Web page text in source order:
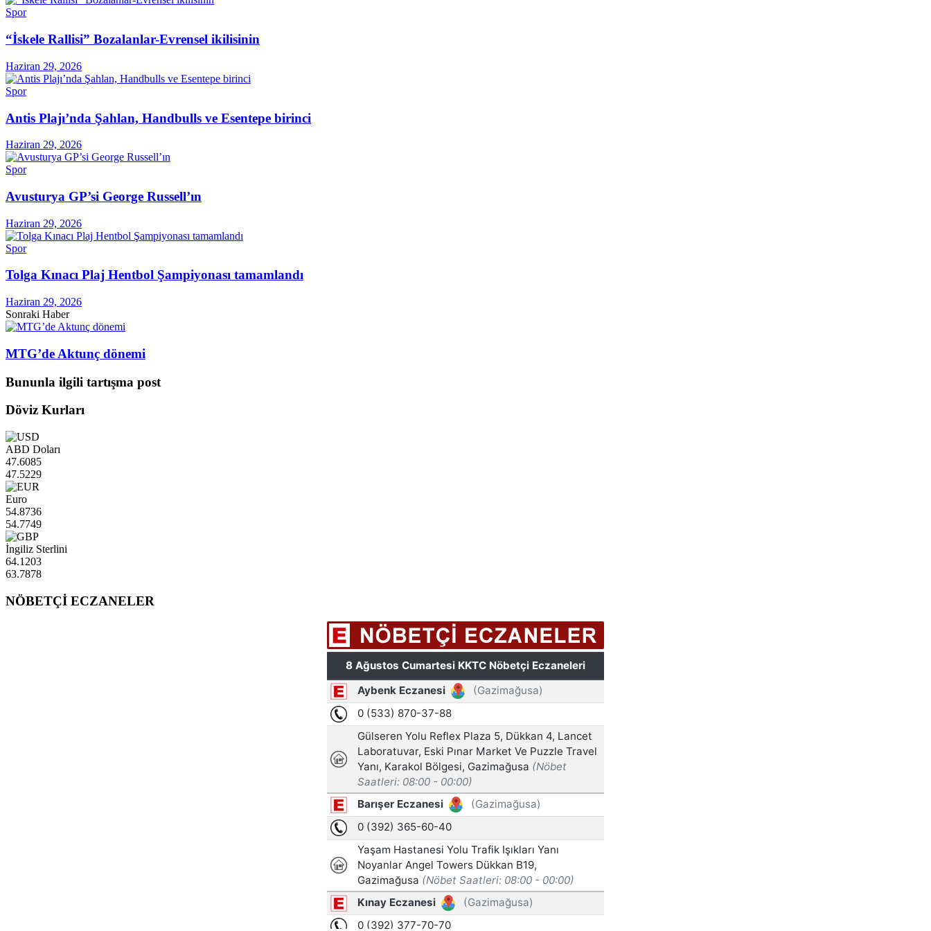
Spor
“İskele Rallisi” Bozalanlar-Evrensel ikilisinin
Haziran 29, 2026
Spor
Antis Plajı’nda Şahlan, Handbulls ve Esentepe birinci
Haziran 29, 2026
Spor
Avusturya GP’si George Russell’ın
Haziran 29, 2026
Spor
Tolga Kınacı Plaj Hentbol Şampiyonası tamamlandı
Haziran 29, 2026
Sonraki Haber
MTG’de Aktunç dönemi
Bununla ilgili tartışma post
Döviz Kurları
ABD Doları
47.6085
47.5229
Euro
54.8736
54.7749
İngiliz Sterlini
64.1203
63.7878
NÖBETÇİ ECZANELER